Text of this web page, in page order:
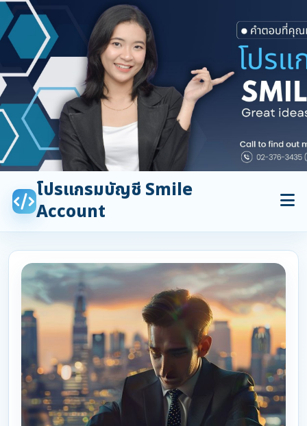
โปรแกรมบัญชี Smile
Account